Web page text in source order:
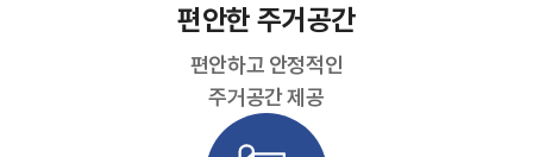
편안한 주거공간
편안하고 안정적인
주거공간 제공